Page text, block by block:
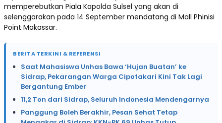
memperebutkan Piala Kapolda Sulsel yang akan di
selenggarakan pada 14 September mendatang di Mall Phinisi
Point Makassar.
BERITA TERKINI & REFERENSI
Saat Mahasiswa Unhas Bawa ‘Hujan Buatan’ ke
Sidrap, Pekarangan Warga Cipotakari Kini Tak Lagi
Bergantung Ember
11,2 Ton dari Sidrap, Seluruh Indonesia Mendengarnya
Panggung Boleh Berakhir, Pesan Sehat Tetap